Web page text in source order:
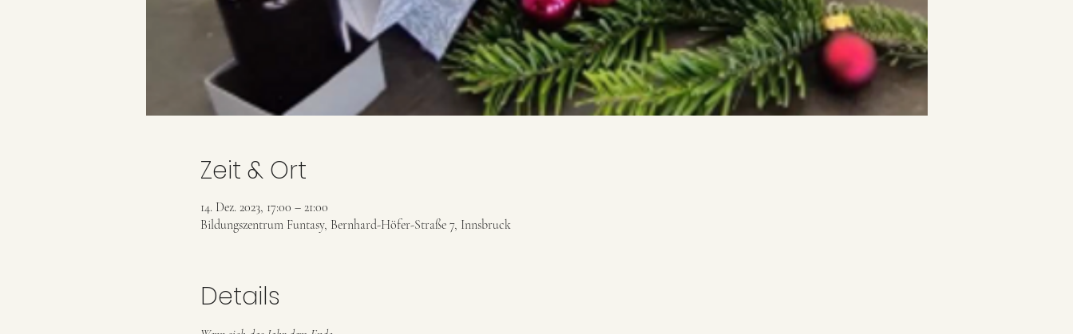
Zeit & Ort
14. Dez. 2023, 17:00 – 21:00
Bildungszentrum Funtasy, Bernhard-Höfer-Straße 7, Innsbruck
Details